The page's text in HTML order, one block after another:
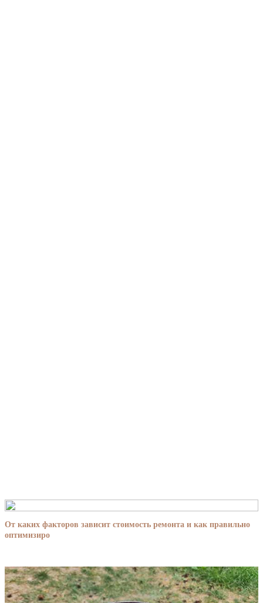
От каких факторов зависит стоимость ремонта и как правильно
оптимизиро